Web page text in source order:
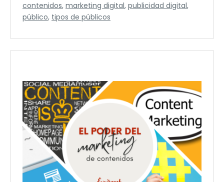
contenidos, marketing digital, publicidad digital,
público, tipos de públicos